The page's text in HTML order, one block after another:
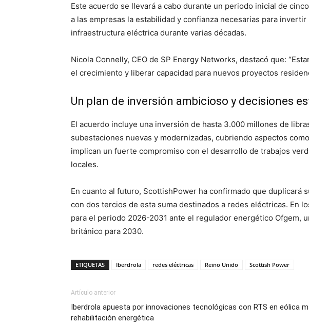
Este acuerdo se llevará a cabo durante un periodo inicial de
a las empresas la estabilidad y confianza necesarias para
infraestructura eléctrica durante varias décadas.
Nicola Connelly, CEO de SP Energy Networks, destacó que:
el crecimiento y liberar capacidad para nuevos proyectos
Un plan de inversión ambicioso y decisiones
El acuerdo incluye una inversión de hasta 3.000 millones de
subestaciones nuevas y modernizadas, cubriendo aspectos
implican un fuerte compromiso con el desarrollo de trabajos
locales.
En cuanto al futuro, ScottishPower ha confirmado que duplicará
con dos tercios de esta suma destinados a redes eléctricas. En
para el periodo 2026-2031 ante el regulador energético Ofgem,
británico para 2030.
ETIQUETAS Iberdrola redes eléctricas Reino Unido Scottish Power
Artículo anterior
Iberdrola apuesta por innovaciones tecnológicas con RTS en eólica
rehabilitación energética